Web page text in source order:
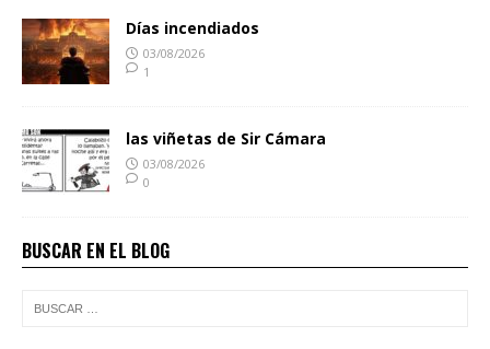
Días incendiados
03/08/2026
1
las viñetas de Sir Cámara
03/08/2026
0
BUSCAR EN EL BLOG